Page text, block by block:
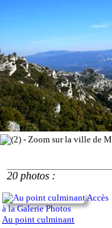
20 photos :
Accès
à la Galerie Photos
Au point culminant